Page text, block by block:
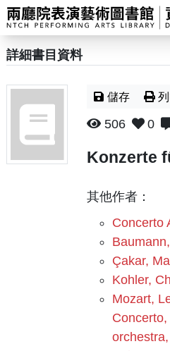
詳細書目資料
儲存
506 0
Konzerte
其他作者：
Concerto
Çakar,
Kohler,
Mozart,